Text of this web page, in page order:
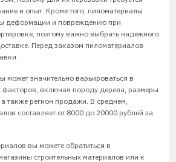
и опыт. Кроме того, пиломатериалы
деформации и повреждению при
поэтому важно выбрать надежного
Перед заказом пиломатериалов
может значительно варьироваться в
факторов, включая породу дерева, размеры
также регион продажи. В среднем,
составляет от 8000 до 20000 рублей за
вы можете обратиться в
строительных материалов или к